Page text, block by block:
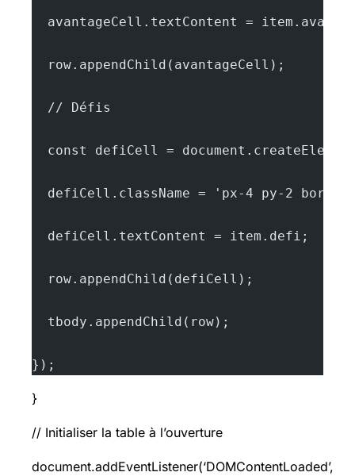
avantageCell.textContent =
  row.appendChild(avantageCell);
  // Défis
const defiCell =
defiCell.className = 'px-4 py-2
  defiCell.textContent = item.defi;
  row.appendChild(defiCell);
  tbody.appendChild(row);
});
}
// Initialiser la table à l’ouverture
document.addEventListener(‘DOMContentLoaded’,